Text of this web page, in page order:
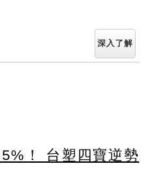
深入了解
！ 台塑四寶逆勢